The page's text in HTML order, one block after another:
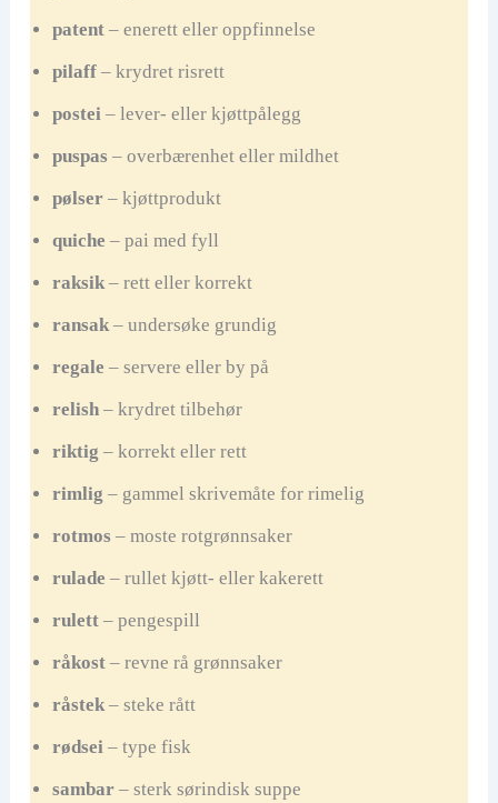
patent– enerett eller oppfinnelse
pilaff– krydret risrett
postei– lever- eller kjøttpålegg
puspas – overbærenhet eller mildhet
pølser– kjøttprodukt
quiche – pai med fyll
raksik– rett eller korrekt
ransak– undersøke grundig
regale – servere eller by på
relish– krydret tilbehør
riktig – korrekt eller rett
rimlig – gammel skrivemåte for rimelig
rotmos – moste rotgrønnsaker
rulade – rullet kjøtt- eller kakerett
rulett– pengespill
råkost– revne rå grønnsaker
råstek– steke rått
rødsei– type fisk
sambar– sterk sørindisk suppe